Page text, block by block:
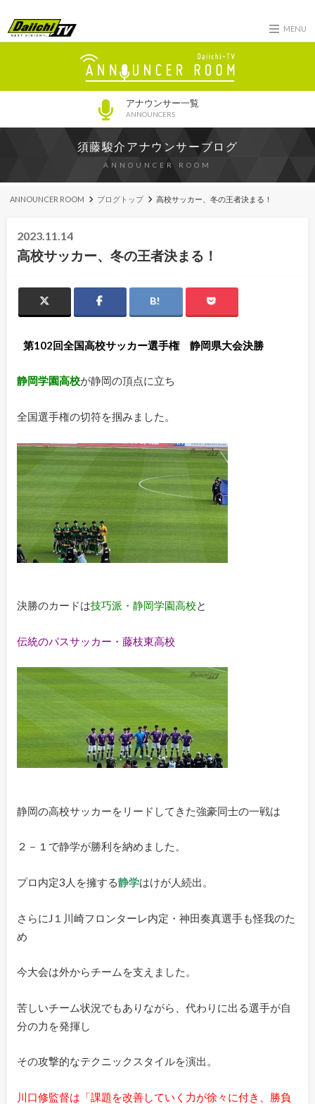
MENU
アナウンサー一覧
ANNOUNCERS
須藤駿介アナウンサーブログ
ANNOUNCER ROOM
ANNOUNCER ROOM ブログトップ 高校サッカー、冬の王者決まる！
2023.11.14
高校サッカー、冬の王者決まる！
第102回全国高校サッカー選手権 静岡県大会決勝
静岡学園高校が静岡の頂点に立ち
全国選手権の切符を掴みました。
決勝のカードは技巧派・静岡学園高校と
伝統のパスサッカー・藤枝東高校
静岡の高校サッカーをリードしてきた強豪同士の一戦は
２－１で静学が勝利を納めました。
プロ内定3人を擁する静学はけが人続出。
さらにJ１川崎フロンターレ内定・神田奏真選手も怪我のた
め
今大会は外からチームを支えました。
苦しいチーム状況でもありながら、代わりに出る選手が自
分の力を発揮し
その攻撃的なテクニックスタイルを演出。
川口修監督は「課題を改善していく力が徐々に付き、勝負